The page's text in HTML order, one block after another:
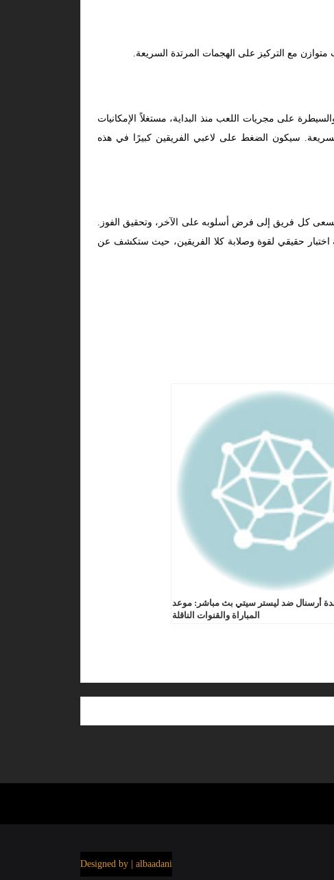
مع التركيز على الهجمات المرتدة السريعة.
على مجريات اللعب منذ البداية، مستغلاً الإمكانيات
سيكون الضغط على لاعبي الفريقين كبيرًا في هذه
كل فريق إلى فرض أسلوبه على الآخر، وتحقيق الفوز.
اختبار حقيقي لقوة وصلابة كلا الفريقين، حيث ستكشف عن
أرسنال ضد ليستر سيتي بث مباشر: موعد
المباراة والقنوات الناقلة
Designed by | albaadani